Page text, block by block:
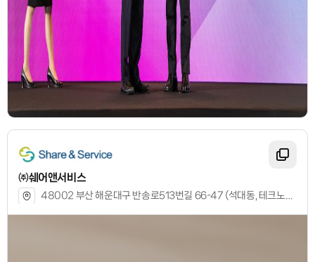
㈜쉐어앤서비스
48002 부산 해운대구 반송로513번길 66-47 (석대동, 테크노타워) 202호